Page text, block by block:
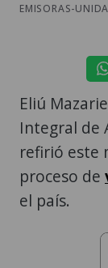
EMISORAS-
Eliú
Integral de
refirió este
proceso de
el país.